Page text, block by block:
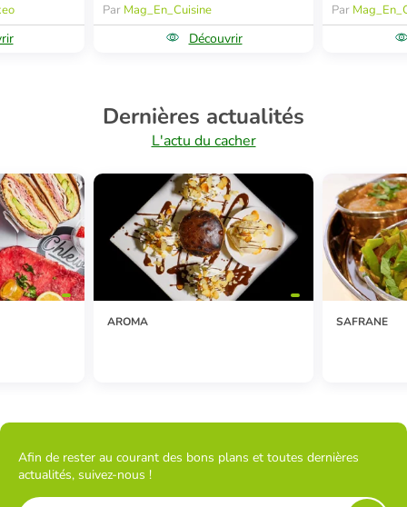
Par Mag_En_Cuisine
Découvrir
Par
Dernières actualités
L'actu du cacher
AROMA SAFRANE
Afin de rester au courant des bons plans et toutes dernières
actualités, suivez-nous !